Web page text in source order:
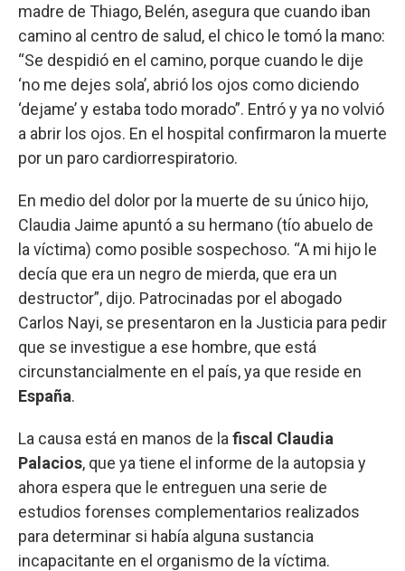
madre de Thiago, Belén, asegura que cuando iban
camino al centro de salud, el chico le tomó la mano:
“Se despidió en el camino, porque cuando le dije
‘no me dejes sola’, abrió los ojos como diciendo
‘dejame’ y estaba todo morado”. Entró y ya no volvió
a abrir los ojos. En el hospital confirmaron la muerte
por un paro cardiorrespiratorio.
En medio del dolor por la muerte de su único hijo,
Claudia Jaime apuntó a su hermano (tío abuelo de
la víctima) como posible sospechoso. “A mi hijo le
decía que era un negro de mierda, que era un
destructor”, dijo. Patrocinadas por el abogado
Carlos Nayi, se presentaron en la Justicia para pedir
que se investigue a ese hombre, que está
circunstancialmente en el país, ya que reside en
España.
La causa está en manos de la fiscal Claudia
Palacios, que ya tiene el informe de la autopsia y
ahora espera que le entreguen una serie de
estudios forenses complementarios realizados
para determinar si había alguna sustancia
incapacitante en el organismo de la víctima.